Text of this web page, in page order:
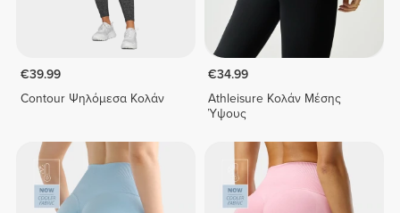
€39.99
Contour Ψηλόμεσα Κολάν
€34.99
Athleisure Κολάν Μέσης
Ύψους